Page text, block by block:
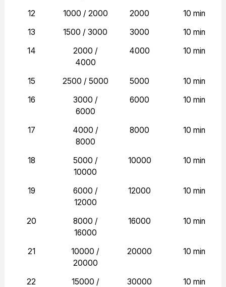
12
1000 / 2000 2000
10 min
13
1500 / 3000 3000
10 min
14
2000 /
4000
4000 10 min
15 2500 / 5000 5000
10 min
16
3000 /
6000
6000 10 min
17
4000 /
8000
8000 10 min
18
5000 /
10000
10000 10 min
19
6000 /
12000
12000 10 min
20
8000 /
16000
16000 10 min
21
10000 /
20000
20000 10 min
22
15000 /
30000 10 min